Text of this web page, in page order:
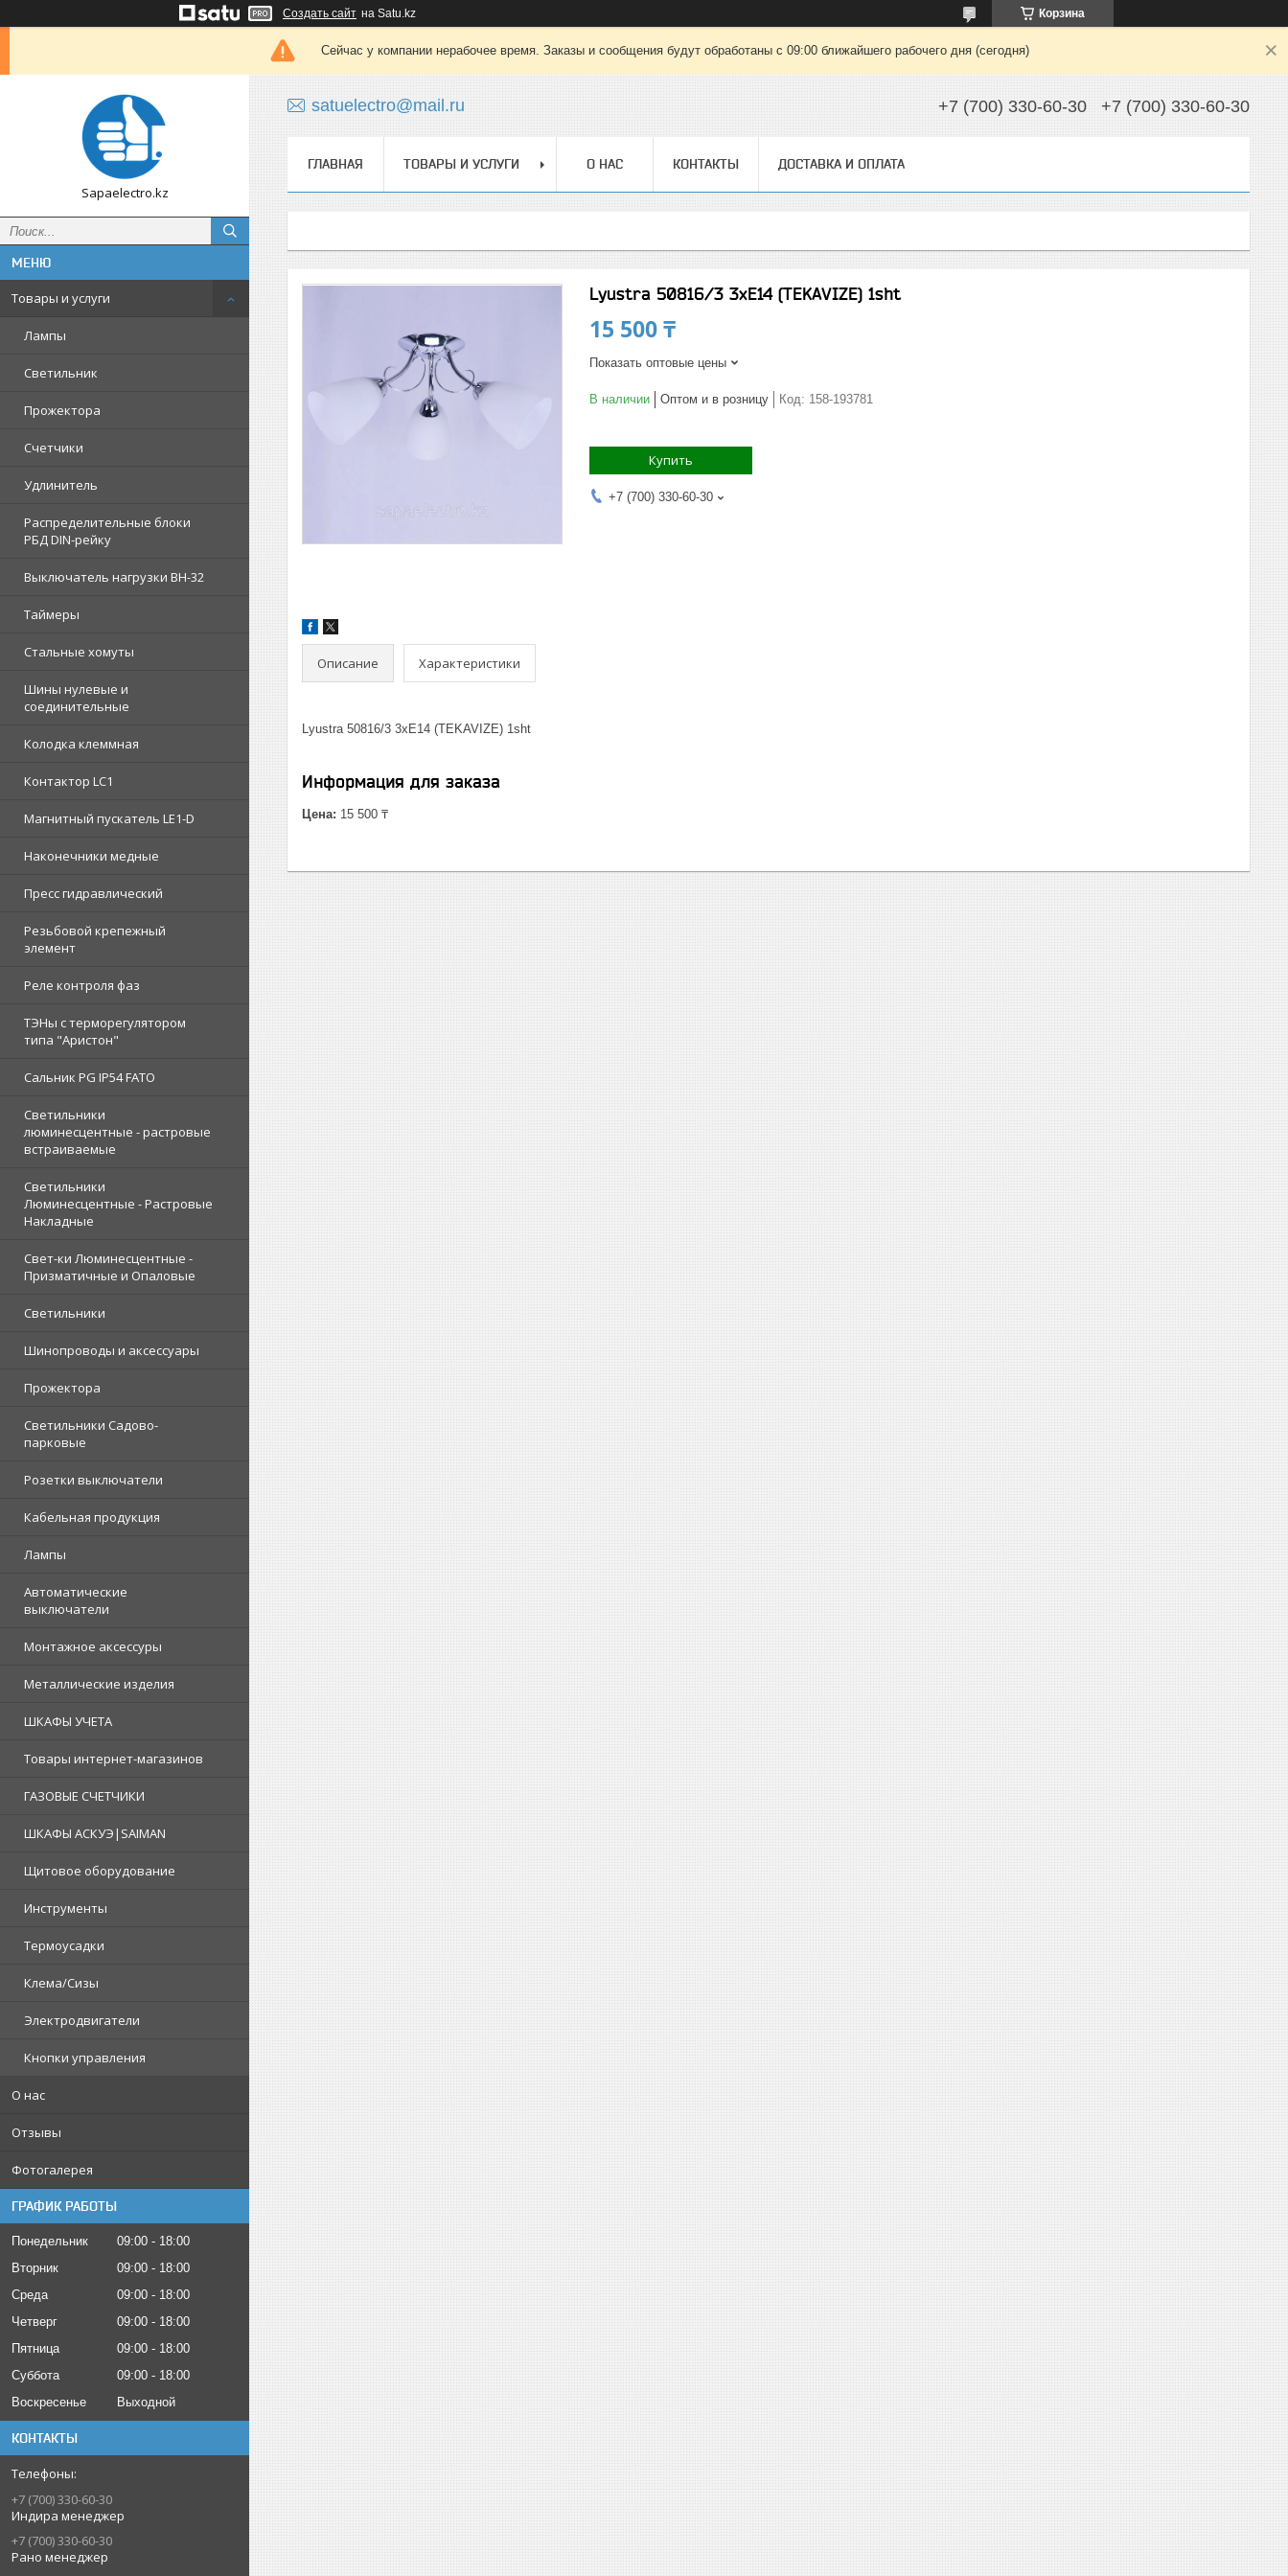
Создать сайт на Satu.kz Корзина
Сейчас у компании нерабочее время. Заказы и сообщения будут обработаны с 09:00 ближайшего рабочего дня (сегодня)
Sapaelectro.kz
Товары и услуги
Лампы
Светильник
Прожектора
Счетчики
Удлинитель
Распределительные блоки
РБД DIN-рейку
Выключатель нагрузки ВН-32
Таймеры
Стальные хомуты
Шины нулевые и
соединительные
Колодка клеммная
Контактор LC1
Магнитный пускатель LE1-D
Наконечники медные
Пресс гидравлический
Резьбовой крепежный
элемент
Реле контроля фаз
ТЭНы с терморегулятором
типа "Аристон"
Сальник PG IP54 FATO
Светильники
люминесцентные - растровые
встраиваемые
Светильники
Люминесцентные - Растровые
Накладные
Свет-ки Люминесцентные -
Призматичные и Опаловые
Светильники
Шинопроводы и аксессуары
Прожектора
Светильники Садово-
парковые
Розетки выключатели
Кабельная продукция
Лампы
Автоматические
выключатели
Монтажное аксессуры
Металлические изделия
ШКАФЫ УЧЕТА
Товары интернет-магазинов
ГАЗОВЫЕ СЧЕТЧИКИ
ШКАФЫ АСКУЭ|SAIMAN
Щитовое оборудование
Инструменты
Термоусадки
Клема/Сизы
Электродвигатели
Кнопки управления
О нас
Отзывы
Фотогалерея
ГРАФИК РАБОТЫ
Понедельник 09:00
18:00
Вторник
09:00
18:00
Среда
09:00
18:00
Четверг
09:00
18:00
Пятница
09:00
18:00
Суббота
09:00
18:00
Воскресенье
Выходной
КОНТАКТЫ
+7 (700) 330-60-30
Индира менеджер
+7 (700) 330-60-30
Рано менеджер
satuelectro@mail.ru +7 (700) 330-60-30 +7 (700) 330-60-30
ГЛАВНАЯ ТОВАРЫ И УСЛУГИ О НАС КОНТАКТЫ ДОСТАВКА И ОПЛАТА
Lyustra 50816/3 3xE14 (TEKAVIZE) 1sht
15 500 ₸
Показать оптовые цены
В наличии Оптом и в розницу Код: 158-193781
Купить
+7 (700) 330-60-30
Описание Характеристики
Lyustra 50816/3 3xE14 (TEKAVIZE) 1sht
Информация для заказа
Цена: 15 500 ₸